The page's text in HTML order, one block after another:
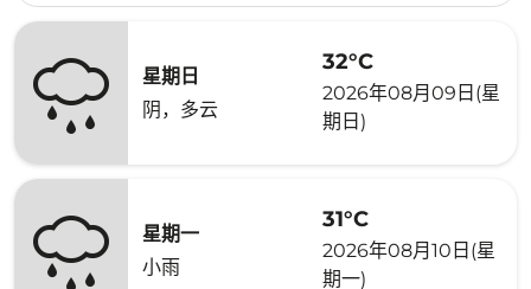
星期日
阴，多云
32°C
2026年08月09日(星
期日)
星期一
小雨
31°C
2026年08月10日(星
期一)